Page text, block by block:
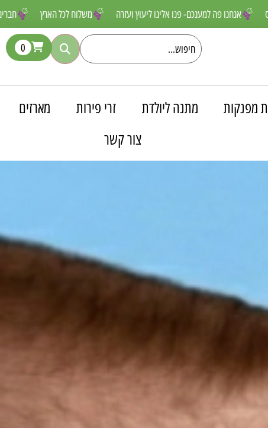
משלוח לכל אנחנו פה למענכם- פנו אלינו ליעוץ ועזרה שאסור לפספס
0
מפנקות מתנה ליולדת זרי פירות
מארזים
צור קשר